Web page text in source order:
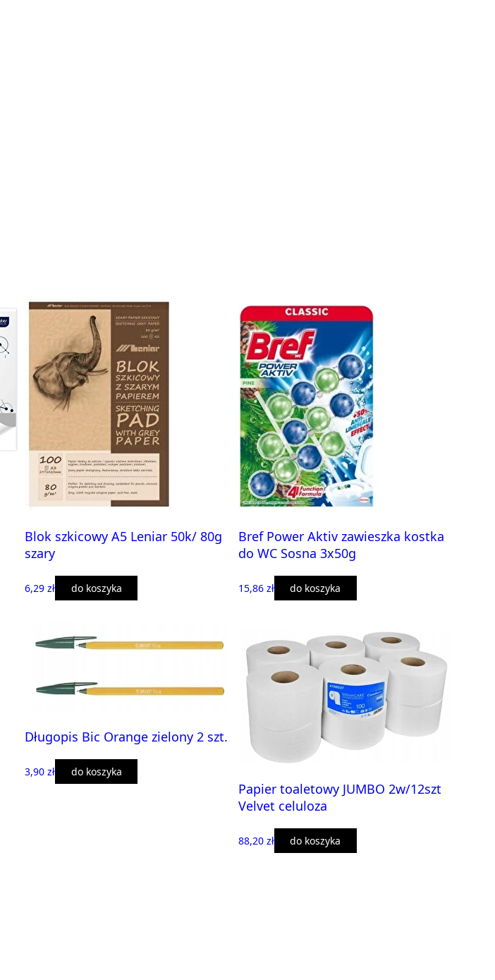
Blok szkicowy A5 Leniar 50k/ 80g
szary
6,29 zł do koszyka
Bref Power Aktiv zawieszka kostka
do WC Sosna 3x50g
15,86 zł do koszyka
Długopis Bic Orange zielony 2 szt.
3,90 zł do koszyka
Papier toaletowy JUMBO 2w/12szt
Velvet celuloza
88,20 zł do koszyka